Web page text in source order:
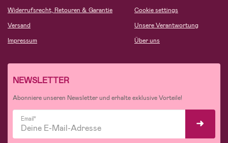
Widerrufsrecht, Retouren & Garantie
Versand
Impressum
Cookie settings
Unsere Verantwortung
Über uns
NEWSLETTER
Abonniere unseren Newsletter und erhalte exklusive Vorteile!
Email*